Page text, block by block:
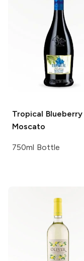
Tropical Blueberry
Moscato
750ml Bottle